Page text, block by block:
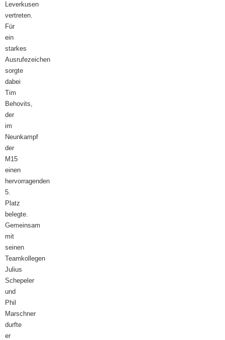
Leverkusen
vertreten.
Für
ein
starkes
Ausrufezeichen
sorgte
dabei
Tim
Behovits,
der
im
Neunkampf
der
M15
einen
hervorragenden
5.
Platz
belegte.
Gemeinsam
mit
seinen
Teamkollegen
Julius
Schepeler
und
Phil
Marschner
durfte
er